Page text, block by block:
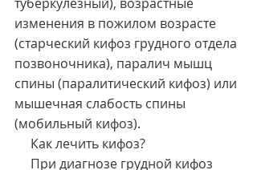
изменения в пожилом возрасте
(старческий кифоз грудного отдела
позвоночника), паралич мышц
спины (паралитический кифоз) или
мышечная слабость спины
(мобильный кифоз).
     Как лечить кифоз?